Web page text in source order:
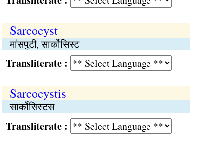
Sarcocyst
मांसपुटी, सार्कोसिस्ट
:
Sarcocystis
सार्कोसिस्टस
: